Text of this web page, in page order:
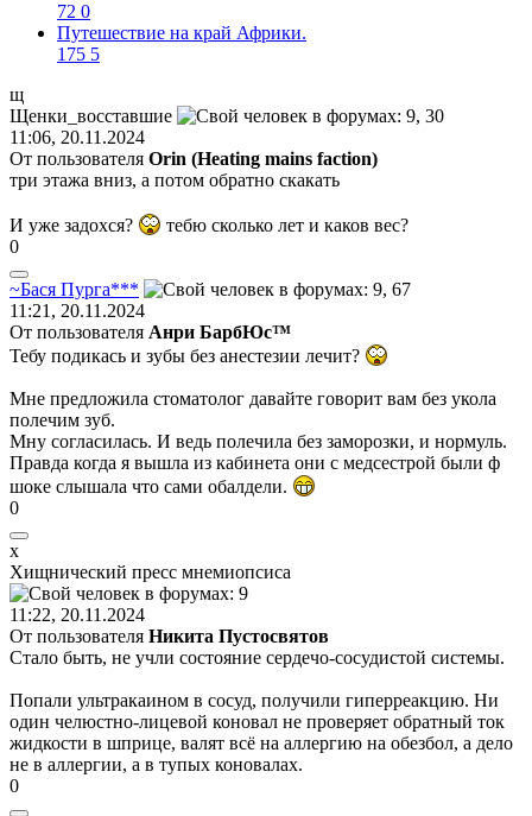
72 0
Путешествие на край Африки.
175 5
щ
Щенки восставшие
11:06, 20.11.2024
От пользователя Orin (Heating mains faction)
три этажа вниз, а потом обратно скакать
И уже задохся?
тебю сколько лет и каков вес?
0
~Бася Пурга***
11:21, 20.11.2024
От пользователя Анри БарбЮс™
Тебу подикась и зубы без анестезии лечит?
Мне предложила стоматолог давайте говорит вам без укола
полечим зуб.
Мну согласилась. И ведь полечила без заморозки, и нормуль.
Правда когда я вышла из кабинета они с медсестрой были ф
шоке слышала что сами обалдели.
0
х
Хищнический пресс мнемиопсиса
11:22, 20.11.2024
От пользователя Никита Пустосвятов
Стало быть, не учли состояние сердечо-сосудистой системы.
Попали ультракаином в сосуд, получили гиперреакцию. Ни
один челюстно-лицевой коновал не проверяет обратный ток
жидкости в шприце, валят всё на аллергию на обезбол, а дело
не в аллергии, а в тупых коновалах.
0